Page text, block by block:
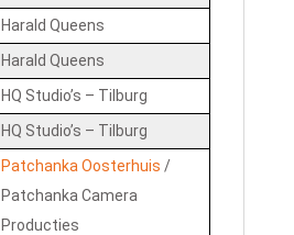
Harald Queens
Harald Queens
HQ Studio’s – Tilburg
HQ Studio’s – Tilburg
Patchanka Oosterhuis /
Patchanka Camera
Producties